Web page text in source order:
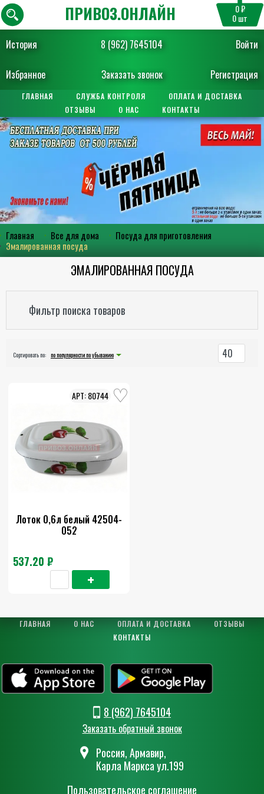
История 8 (962) 7645104 Войти
Избранное Заказать звонок Регистрация
ПРИВОЗ.ОНЛАЙН 0 ₽
0шт
ГЛАВНАЯ СЛУЖБА КОНТРОЛЯ
ОПЛАТА И ДОСТАВКА
ОТЗЫВЫ
О НАС КОНТАКТЫ
Главная Все для дома
Посуда для приготовления
Эмалированная посуда
ЭМАЛИРОВАННАЯ ПОСУДА
Фильтр поиска товаров
Сортировать по: по популярности по убыванию 40
Лоток 0,6л белый 42504-
052
537.20 ₽
80744
ГЛАВНАЯ О НАС ОПЛАТА И ДОСТАВКА
ОТЗЫВЫ
КОНТАКТЫ
8 (962) 7645104
Заказать обратный звонок
Россия, Армавир,
Карла Маркса ул.199
Пользовательское соглашение